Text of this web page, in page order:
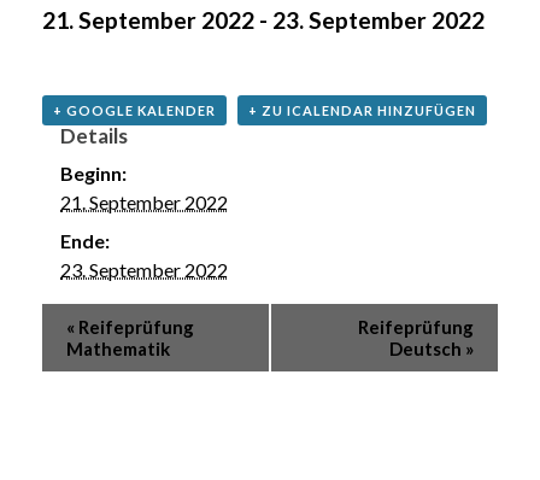
21. September 2022 - 23. September 2022
+ GOOGLE KALENDER + ZU ICALENDAR HINZUFÜGEN
Details
Beginn:
21. September 2022
Ende:
23. September 2022
« Reifeprüfung
Mathematik
Reifeprüfung
Deutsch »